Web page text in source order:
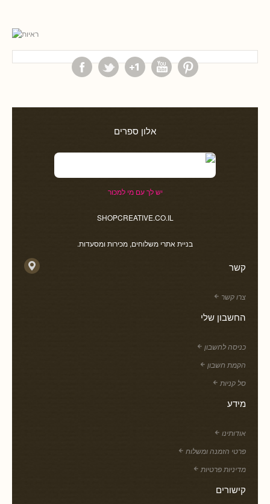
אלון ספרים
יש לך עם מי למכור
SHOPCREATIVE.CO.IL
בניית אתרי משלוחים, מכירות ומסעדות.
קשר
צרו קשר
החשבון שלי
כניסה לחשבון
הקמת חשבון
סל קניות
מידע
אודותינו
פרטי הזמנה ומשלוח
מדיניות פרטיות
קישורים